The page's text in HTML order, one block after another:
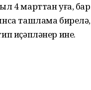
4 марттан уға,
ташлама
иҫәпләнер ине.